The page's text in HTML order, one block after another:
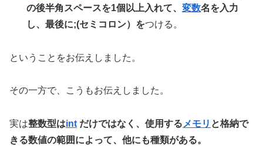
の後半角スペースを1個以上入れて、変数名を入力
し、最後に;(セミコロン）をつける。
ということをお伝えしました。
その一方で、こうもお伝えしました。
実は整数型はint だけではなく、使用する メモリ と格納で
きる数値の範囲によって、他にも種類がある。